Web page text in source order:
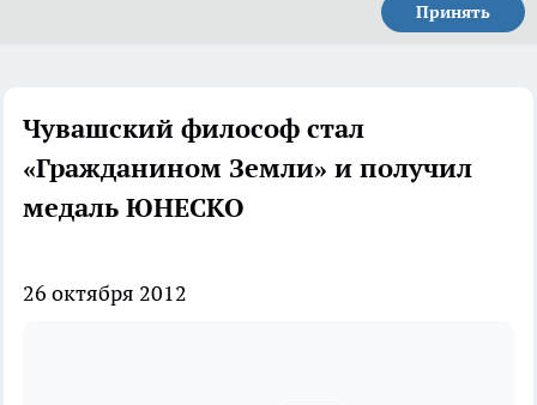
Принять
Чувашский философ стал
«Гражданином Земли» и получил
медаль ЮНЕСКО
26 октября 2012